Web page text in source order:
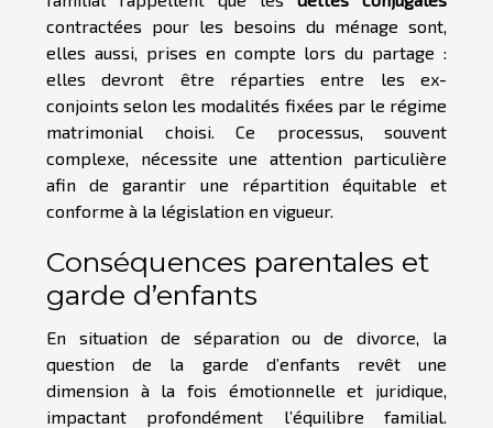
contractées pour les besoins du ménage sont,
elles aussi, prises en compte lors du partage :
elles devront être réparties entre les ex-
conjoints selon les modalités fixées par le régime
matrimonial choisi. Ce processus, souvent
complexe, nécessite une attention particulière
afin de garantir une répartition équitable et
conforme à la législation en vigueur.
Conséquences parentales et
garde d’enfants
En situation de séparation ou de divorce, la
question de la garde d’enfants revêt une
dimension à la fois émotionnelle et juridique,
impactant profondément l’équilibre familial.